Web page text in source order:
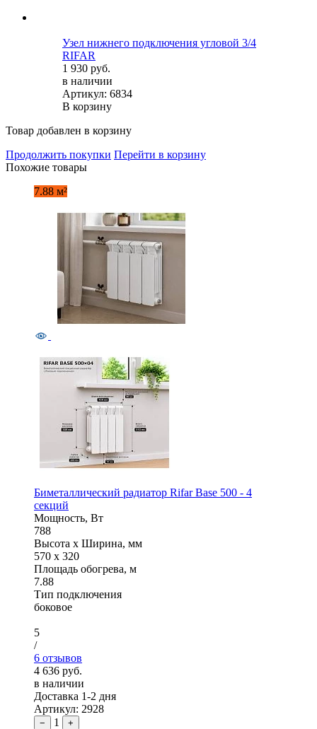
Узел нижнего подключения угловой 3/4
RIFAR
1 930 руб.
в наличии
Артикул: 6834
В корзину
Товар добавлен в корзину
Продолжить покупки Перейти в корзину
Похожие товары
7.88 м²
Биметаллический радиатор Rifar Base 500 - 4
секций
Мощность, Вт
788
Высота x Ширина, мм
570 x 320
Площадь обогрева, м
7.88
Тип подключения
боковое
5
/
6 отзывов
4 636 руб.
в наличии
Доставка 1-2 дня
Артикул: 2928
− 1 +